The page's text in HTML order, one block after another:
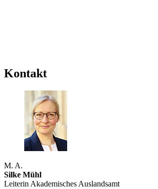
Kontakt
M. A.
Silke Mühl
Leiterin Akademisches Auslandsamt